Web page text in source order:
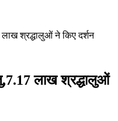
लाख श्रद्धालुओं ने किए दर्शन
लाख श्रद्धालुओं